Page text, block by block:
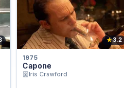
★3.2
1975
Capone
Iris Crawford